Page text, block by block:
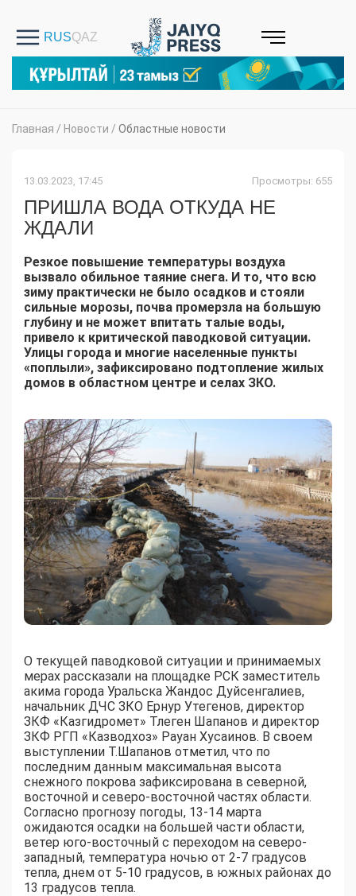
Главная / Новости / Областные новости
13.03.2023, 17:45 Просмотры: 655
ПРИШЛА ВОДА ОТКУДА НЕ
ЖДАЛИ
Резкое повышение температуры воздуха
вызвало обильное таяние снега. И то, что всю
зиму практически не было осадков и стояли
сильные морозы, почва промерзла на большую
глубину и не может впитать талые воды,
привело к критической паводковой ситуации.
Улицы города и многие населенные пункты
«поплыли», зафиксировано подтопление жилых
домов в областном центре и селах ЗКО.
О текущей паводковой ситуации и принимаемых
мерах рассказали на площадке РСК заместитель
акима города Уральска Жандос Дуйсенгалиев,
начальник ДЧС ЗКО Ернур Утегенов, директор
ЗКФ «Казгидромет» Тлеген Шапанов и директор
ЗКФ РГП «Казводхоз» Рауан Хусаинов. В своем
выступлении Т.Шапанов отметил, что по
последним данным максимальная высота
снежного покрова зафиксирована в северной,
восточной и северо-восточной частях области.
Согласно прогнозу погоды, 13-14 марта
ожидаются осадки на большей части области,
ветер юго-восточный с переходом на северо-
западный, температура ночью от 2-7 градусов
тепла, днем от 5-10 градусов, в южных районах до
13 градусов тепла.